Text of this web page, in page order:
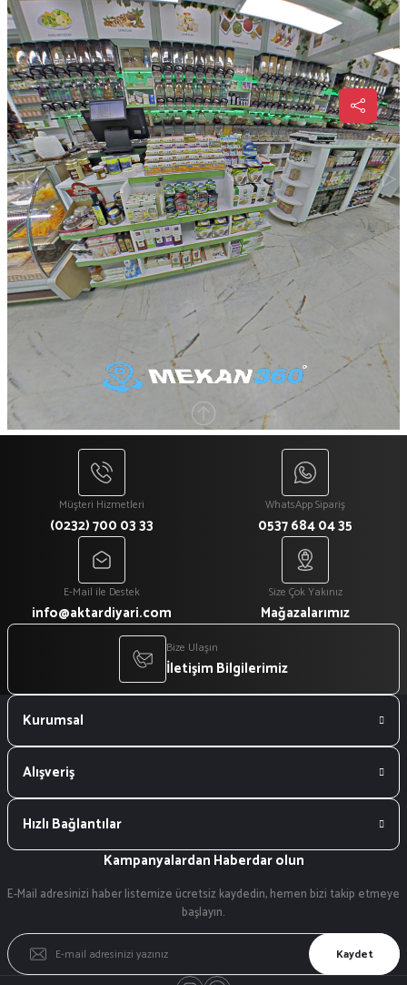
Müşteri Hizmetleri
(0232) 700 03 33
WhatsApp Sipariş
0537 684 04 35
E-Mail ile Destek
info@aktardiyari.com
Size Çok Yakınız
Mağazalarımız
Bize Ulaşın
İletişim Bilgilerimiz
Kurumsal
Alışveriş
Hızlı Bağlantılar
Kampanyalardan Haberdar olun
E-Mail adresinizi haber listemize ücretsiz kaydedin, hemen bizi takip etmeye
başlayın.
Kaydet